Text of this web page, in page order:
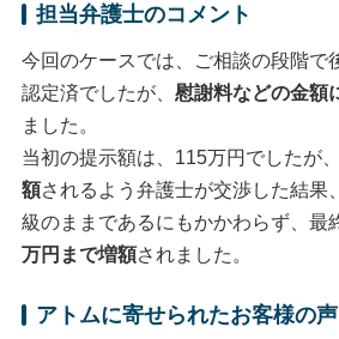
担当弁護士のコメント
今回のケースでは、ご相談の段階で
認定済でしたが、 慰謝料などの金額
ました。
当初の提示額は、115万円でしたが、
額されるよう弁護士が交渉した結果
級のままであるにもかかわらず、最
万円まで増額されました。
アトムに寄せられたお客様の声